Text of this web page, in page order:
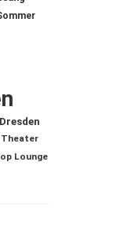
Theater
Lounge